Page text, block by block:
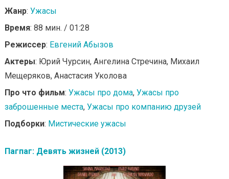
Жанр: Ужасы
Время: 88 мин. / 01:28
Режиссер: Евгений Абызов
Актеры: Юрий Чурсин, Ангелина Стречина, Михаил
Мещеряков, Анастасия Уколова
Про что фильм: Ужасы про дома, Ужасы про
заброшенные места, Ужасы про компанию друзей
Подборки: Мистические ужасы
Пагпаг: Девять жизней (2013)